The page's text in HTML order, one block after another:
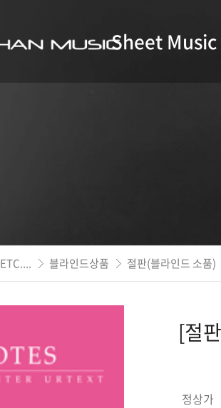
Sheet Music
ETC.... 블라인드상품 절판(블라인드 소품)
[절
정상가